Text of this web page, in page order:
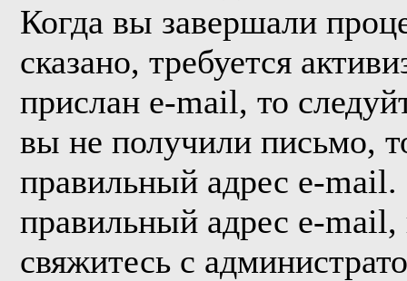
Когда вы завершали
сказано, требуется
прислан e-mail, то
вы не получили письмо,
правильный адрес e-
правильный адрес e-
свяжитесь с